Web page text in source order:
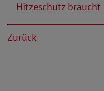
Hitzeschutz braucht
Zurück